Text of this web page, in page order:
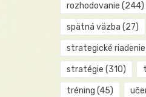
rozhodovanie (244)
spätná väzba (27)
strategické riadenie
stratégie (310)
tréning (45)